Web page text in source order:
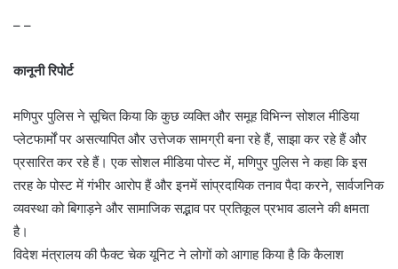
– –
कानूनी रिपोर्ट
मणिपुर पुलिस ने सूचित किया कि कुछ व्यक्ति और समूह विभिन्न सोशल मीडिया
प्लेटफार्मों पर असत्यापित और उत्तेजक सामग्री बना रहे हैं, साझा कर रहे हैं और
प्रसारित कर रहे हैं। एक सोशल मीडिया पोस्ट में, मणिपुर पुलिस ने कहा कि इस
तरह के पोस्ट में गंभीर आरोप हैं और इनमें सांप्रदायिक तनाव पैदा करने, सार्वजनिक
व्यवस्था को बिगाड़ने और सामाजिक सद्भाव पर प्रतिकूल प्रभाव डालने की क्षमता
है।
विदेश मंत्रालय की फैक्ट चेक यूनिट ने लोगों को आगाह किया है कि कैलाश